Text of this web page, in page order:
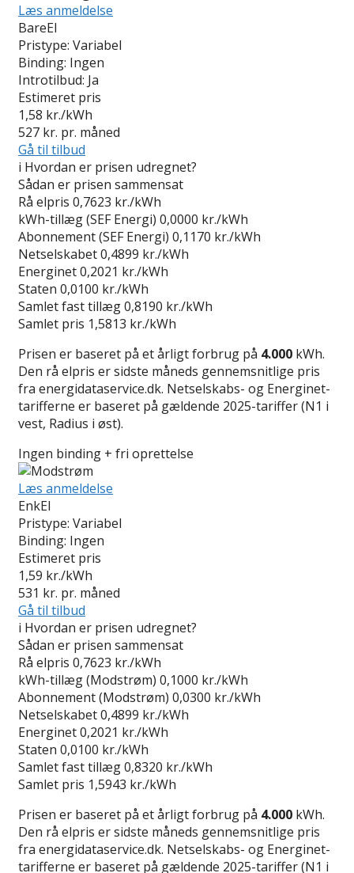
Læs anmeldelse
BareEl
Pristype: Variabel
Binding: Ingen
Introtilbud: Ja
Estimeret pris
1,58 kr./kWh
527 kr. pr. måned
Gå til tilbud
i Hvordan er prisen udregnet?
Sådan er prisen sammensat
Rå elpris 0,7623 kr./kWh
kWh-tillæg (SEF Energi) 0,0000 kr./kWh
Abonnement (SEF Energi) 0,1170 kr./kWh
Netselskabet0,4899 kr./kWh
Energinet0,2021 kr./kWh
Staten 0,0100 kr./kWh
Samlet fast tillæg0,8190 kr./kWh
Samlet pris 1,5813 kr./kWh
Prisen er baseret på et årligt forbrug på 4.000 kWh.
Den rå elpris er sidste måneds gennemsnitlige pris
fra energidataservice.dk. Netselskabs- og Energinet-
tarifferne er baseret på gældende 2025-tariffer (N1 i
vest, Radius i øst).
Ingen binding + fri oprettelse
Læs anmeldelse
EnkEl
Pristype: Variabel
Binding: Ingen
Estimeret pris
1,59 kr./kWh
531 kr. pr. måned
Gå til tilbud
i Hvordan er prisen udregnet?
Sådan er prisen sammensat
Rå elpris 0,7623 kr./kWh
kWh-tillæg (Modstrøm) 0,1000 kr./kWh
Abonnement (Modstrøm) 0,0300 kr./kWh
Netselskabet0,4899 kr./kWh
Energinet0,2021 kr./kWh
Staten 0,0100 kr./kWh
Samlet fast tillæg0,8320 kr./kWh
Samlet pris 1,5943 kr./kWh
Prisen er baseret på et årligt forbrug på 4.000 kWh.
Den rå elpris er sidste måneds gennemsnitlige pris
fra energidataservice.dk. Netselskabs- og Energinet-
tarifferne er baseret på gældende 2025-tariffer (N1 i